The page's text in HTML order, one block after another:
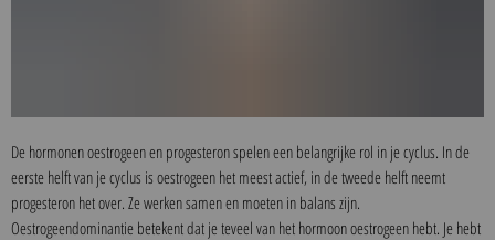
De hormonen oestrogeen en progesteron spelen een belangrijke rol in je cyclus. In de
eerste helft van je cyclus is oestrogeen het meest actief, in de tweede helft neemt
progesteron het over. Ze werken samen en moeten in balans zijn.
Oestrogeendominantie betekent dat je teveel van het hormoon oestrogeen hebt. Je hebt